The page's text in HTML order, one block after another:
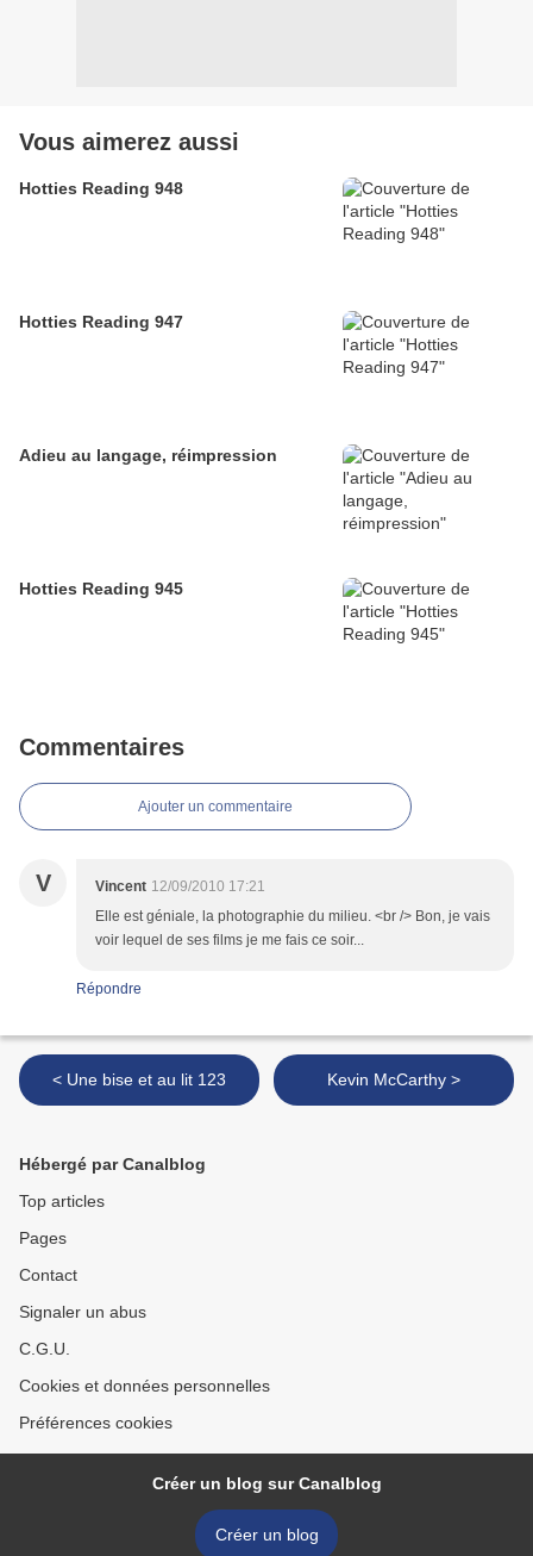
Vous aimerez aussi
Hotties Reading 948
Hotties Reading 947
Adieu au langage, réimpression
Hotties Reading 945
Commentaires
Ajouter un commentaire
V Vincent 12/09/2010 17:21
Elle est géniale, la photographie du milieu. <br /> Bon, je vais
voir lequel de ses films je me fais ce soir...
Répondre
< Une bise et au lit 123 Kevin McCarthy >
Hébergé par Canalblog
Top articles
Pages
Contact
Signaler un abus
C.G.U.
Cookies et données personnelles
Préférences cookies
Créer un blog sur Canalblog
Créer un blog